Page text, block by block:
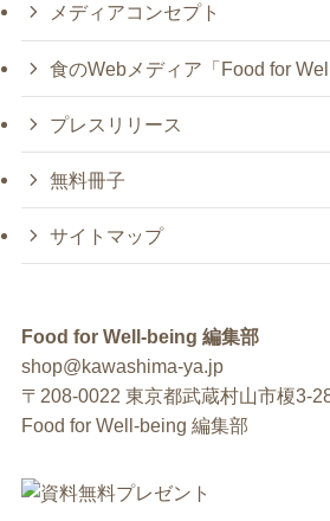
メディアコンセプト
食のWebメディア「Food for
プレスリリース
無料冊子
サイトマップ
Food for Well-being 編集部
shop@kawashima-ya.jp
〒208-0022 東京都武蔵村山市榎3-
Food for Well-being 編集部